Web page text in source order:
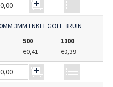
3MM ENKEL GOLF BRUIN
500
1000
€0,41 €0,39